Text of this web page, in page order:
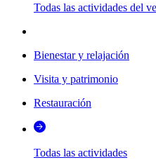
Todas las actividades del
Bienestar y relajación
Visita y patrimonio
Restauración
Todas las actividades